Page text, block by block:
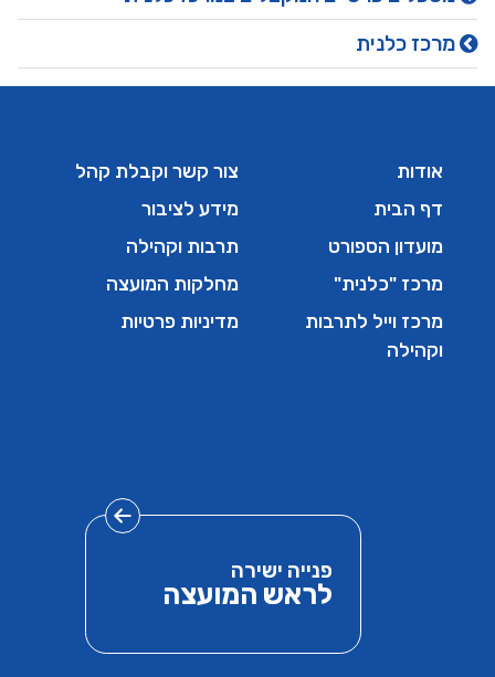
מרכז כלנית
אודות
דף הבית
מועדון הספורט
מרכז "כלנית"
מרכז וייל לתרבות
וקהילה
צור קשר וקבלת קהל
מידע לציבור
תרבות וקהילה
מחלקות המועצה
מדיניות פרטיות
פנייה ישירה
לראש המועצה